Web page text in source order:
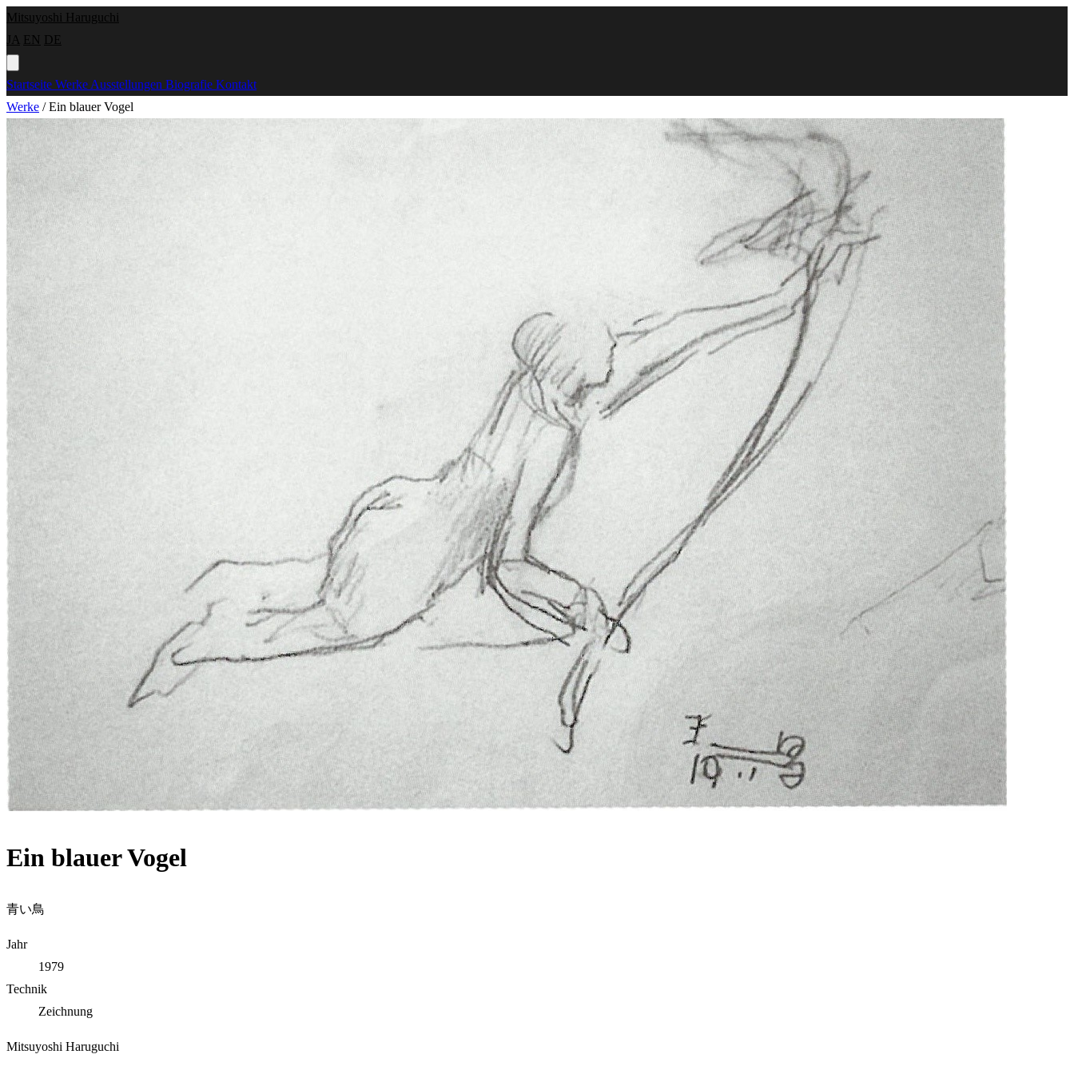
Mitsuyoshi Haruguchi
JA EN DE
Startseite Werke Ausstellungen Biografie Kontakt
Werke / Ein blauer Vogel
Ein blauer Vogel
青い鳥
Jahr
1979
Technik
Zeichnung
Mitsuyoshi Haruguchi